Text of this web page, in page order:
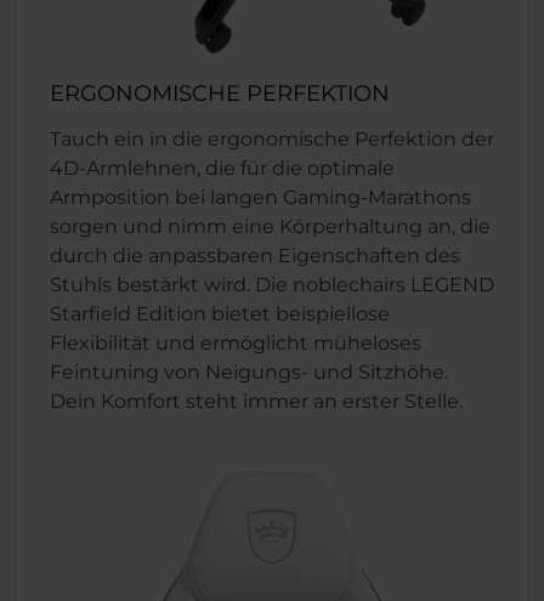
ERGONOMISCHE PERFEKTION
Tauch ein in die ergonomische Perfektion der
4D-Armlehnen, die für die optimale
Armposition bei langen Gaming-Marathons
sorgen und nimm eine Körperhaltung an, die
durch die anpassbaren Eigenschaften des
Stuhls bestärkt wird. Die noblechairs LEGEND
Starfield Edition bietet beispiellose
Flexibilität und ermöglicht müheloses
Feintuning von Neigungs- und Sitzhöhe.
Dein Komfort steht immer an erster Stelle.